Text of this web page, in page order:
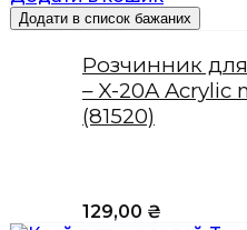
Додати в список бажаних
Розчинник
– X-20A
(81520)
129,00 ₴